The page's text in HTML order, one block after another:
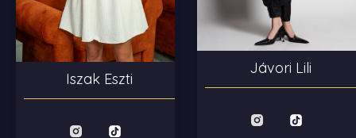
Iszak Eszti
Jávori Lili